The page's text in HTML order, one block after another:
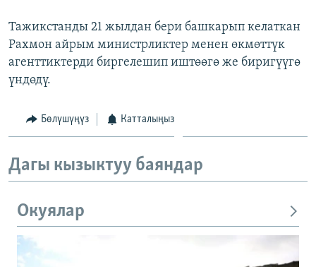
Тажикстанды 21 жылдан бери башкарып келаткан
Рахмон айрым министрликтер менен өкмөттүк
агенттиктерди биргелешип иштөөгө же биригүүгө
үндөдү.
Бөлүшүңүз Катталыңыз
Дагы кызыктуу баяндар
Окуялар